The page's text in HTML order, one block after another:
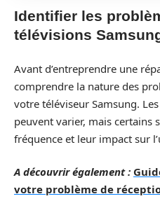
Identifier les
télévisions
Avant d’entreprendre une
comprendre la nature des
votre téléviseur Samsung.
peuvent varier, mais certains
fréquence et leur impact sur
A découvrir également :
votre problème de